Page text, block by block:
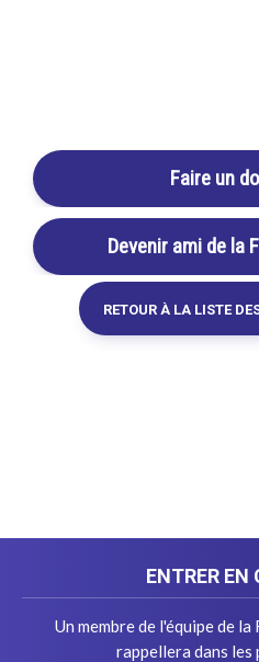
Faire un
Devenir ami de la
de tout le monde afin que
bénéficier !
Par Claudine B.
RETOUR À LA LISTE
ENTRER EN
Un membre de l'équipe de
rappellera dans les